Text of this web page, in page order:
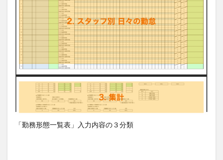
「勤務形態一覧表」入力内容の３分類